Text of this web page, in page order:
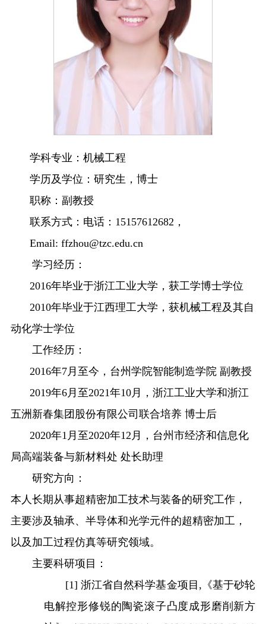
学科专业： 机械工程
学历及学位： 研究生，博士
职称： 副 教授
联系方式：电话： 15157612682 ，
Email: ffzhou@tzc.edu.cn
学习经历：
2016年毕业于浙江工业大学，获工学博士学位
2010年毕业于江西理工大学，获机械工程及其自
动化学士学位
工作经历：
2016年7月至今，台州学院智能制造学院 副教授
2019年6月至2021年10月，浙江工业大学和浙江
五洲新春集团股份有限公司联合培养 博士后
2020年1 月至2020年12 月，台州市经济和信息化
局高端装备与新材料处 处长助理
研究方向：
本人长期从事超精密加工技术与装备的研究工作，
主要涉及轴承、半导体和光学元件的超精密加工，
以及加工过程仿真等研究领域。
主要科研项目：
[1] 浙江省自然科学基金项目 , 《基于砂轮
电解控形修锐的陶瓷滚子凸度成形磨削新方